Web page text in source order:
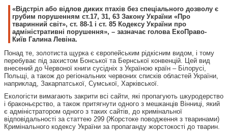
«Відстріл або відлов диких птахів без спеціального дозволу є
грубим порушенням ст.17, 31, 63 Закону України «Про
тваринний світ», ст. 88-1 і ст. 85 Кодексу України про
адміністративні порушення», – зазначає голова ЕкоПраво-
Київ Галина Левіна.
Понад те, золотиста щурка є європейським рідкісним видом, і тому
перебуває під захистом Бонської та Бернської конвенцій. Цей вид
внесений до Червоної книги сусідніх з Україною країн – Білорусі,
Польщі, а також до регіональних червоних списків областей України,
наприклад, Закарпатської, Сумської, Харківської.
Екологісти вимагають закрити всі сайти, які пропагують шкуродерство
і браконьєрство, а також притягнути одного з мешканців Вінниці, який
є адміністратором одного з таких сайтів, до кримінальної
відповідальності за статтею 299 (Жорстоке поводження з тваринами)
Кримінального кодексу України за пропаганду жорстокості до тварин.